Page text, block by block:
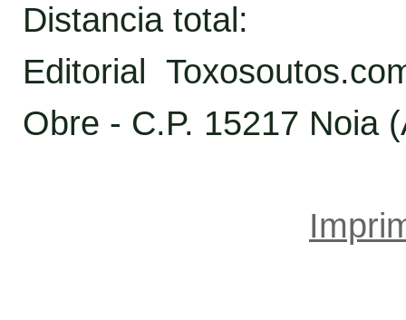
Distancia total:
Editorial
Obre - C.P. 15217 Noia